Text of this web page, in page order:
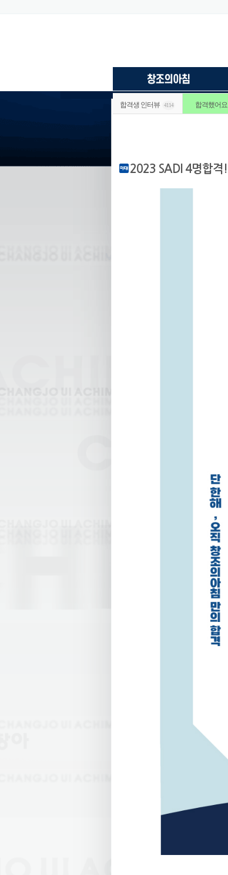
합격생 인터뷰 4114 합격했어요
2023 SADI 4명합격!